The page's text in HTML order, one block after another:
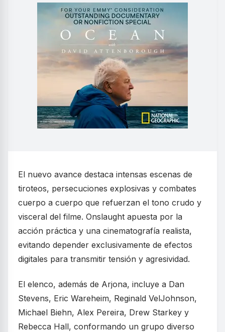
El nuevo avance destaca intensas escenas de
tiroteos, persecuciones explosivas y combates
cuerpo a cuerpo que refuerzan el tono crudo y
visceral del filme. Onslaught apuesta por la
acción práctica y una cinematografía realista,
evitando depender exclusivamente de efectos
digitales para transmitir tensión y agresividad.
El elenco, además de Arjona, incluye a Dan
Stevens, Eric Wareheim, Reginald VelJohnson,
Michael Biehn, Alex Pereira, Drew Starkey y
Rebecca Hall, conformando un grupo diverso